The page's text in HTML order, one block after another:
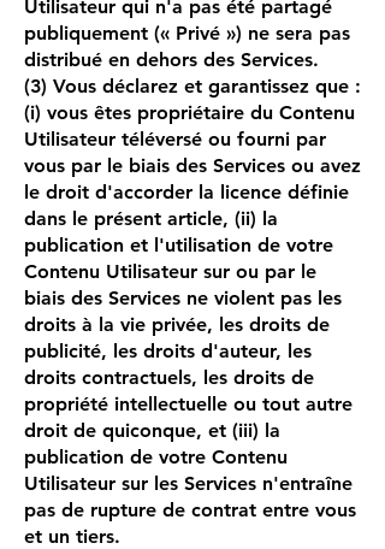
Utilisateur qui n'a pas été partagé
publiquement (« Privé ») ne sera pas
distribué en dehors des Services.
(3) Vous déclarez et garantissez que :
(i) vous êtes propriétaire du Contenu
Utilisateur téléversé ou fourni par
vous par le biais des Services ou avez
le droit d'accorder la licence définie
dans le présent article, (ii) la
publication et l'utilisation de votre
Contenu Utilisateur sur ou par le
biais des Services ne violent pas les
droits à la vie privée, les droits de
publicité, les droits d'auteur, les
droits contractuels, les droits de
propriété intellectuelle ou tout autre
droit de quiconque, et (iii) la
publication de votre Contenu
Utilisateur sur les Services n'entraîne
pas de rupture de contrat entre vous
et un tiers.